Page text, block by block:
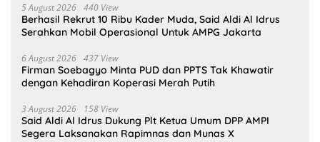
5 August 2026 440 View
Berhasil Rekrut 10 Ribu Kader Muda, Said Aldi Al Idrus
Serahkan Mobil Operasional Untuk AMPG Jakarta
6 August 2026 437 View
Firman Soebagyo Minta PUD dan PPTS Tak Khawatir
dengan Kehadiran Koperasi Merah Putih
3 August 2026 158 View
Said Aldi Al Idrus Dukung Plt Ketua Umum DPP AMPI
Segera Laksanakan Rapimnas dan Munas X